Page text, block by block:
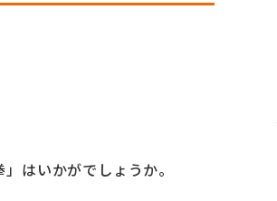
はいかがでしょうか。